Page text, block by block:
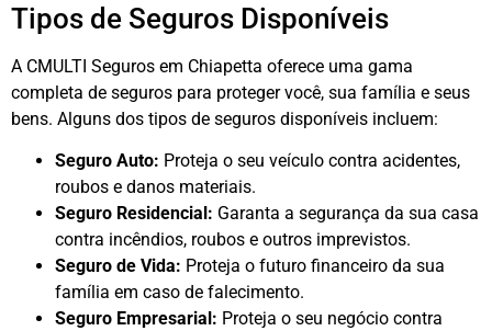
Tipos de Seguros Disponíveis
A CMULTI Seguros em Chiapetta oferece uma gama
completa de seguros para proteger você, sua família e seus
bens. Alguns dos tipos de seguros disponíveis incluem:
Seguro Auto: Proteja o seu veículo contra acidentes,
roubos e danos materiais.
Seguro Residencial: Garanta a segurança da sua casa
contra incêndios, roubos e outros imprevistos.
Seguro de Vida: Proteja o futuro financeiro da sua
família em caso de falecimento.
Seguro Empresarial: Proteja o seu negócio contra